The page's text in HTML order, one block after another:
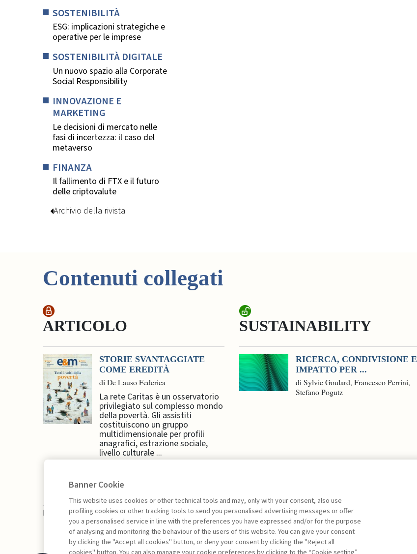
SOSTENIBILITÀ
ESG: implicazioni strategiche e
operative per le imprese
SOSTENIBILITÀ DIGITALE
Un nuovo spazio alla Corporate
Social Responsibility
INNOVAZIONE E
MARKETING
Le decisioni di mercato nelle
fasi di incertezza: il caso del
metaverso
FINANZA
Il fallimento di FTX e il futuro
delle criptovalute
Archivio della rivista
Contenuti collegati
ARTICOLO
STORIE SVANTAGGIATE
COME EREDITÀ
di De Lauso Federica
La rete Caritas è un osservatorio
privilegiato sul complesso mondo
della povertà. Gli assistiti
costituiscono un gruppo
multidimensionale per profili
anagrafici, estrazione sociale,
livello culturale ...
SUSTAINABILITY
RICERCA, CONDIVISIONE E
IMPATTO PER ...
di Sylvie Goulard, Francesco Perrini,
Stefano Pogutz
La consultazione dei libri è riservata esclusivamente agli abbonati Premium
Banner Cookie
This website uses cookies or other technical tools and may, only with your consent, also use
profiling cookies or other tracking tools to send you personalised advertising messages or offer
you a personalised service in line with the preferences you have expressed and/or for the purpose
of analysing and monitoring the behaviour of the users of this website. You can give your consent
by clicking the "Accept all cookies" button, or deny your consent by clicking the "Reject all